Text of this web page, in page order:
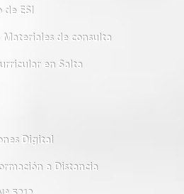
ESI
Materiales de consulta
en Salta
Digital
a Distancia